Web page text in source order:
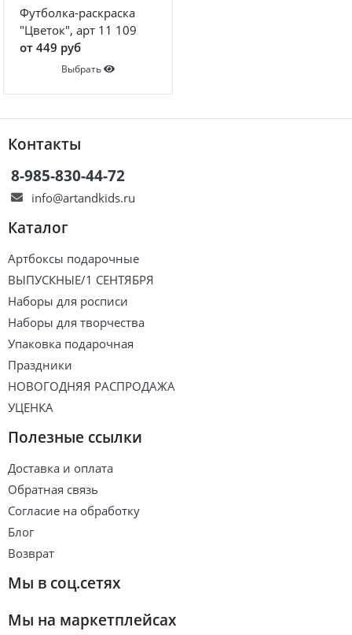
Футболка-раскраска
"Цветок", арт 11 109
от 449 руб
Выбрать
Контакты
8-985-830-44-72
info@artandkids.ru
Каталог
Артбоксы подарочные
ВЫПУСКНЫЕ/1 СЕНТЯБРЯ
Наборы для росписи
Наборы для творчества
Упаковка подарочная
Праздники
НОВОГОДНЯЯ РАСПРОДАЖА
УЦЕНКА
Полезные ссылки
Доставка и оплата
Обратная связь
Согласие на обработку
Блог
Возврат
Мы в соц.сетях
Мы на маркетплейсах